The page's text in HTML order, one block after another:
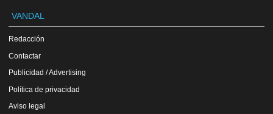
VANDAL
Redacción
Contactar
Publicidad / Advertising
Política de privacidad
Aviso legal